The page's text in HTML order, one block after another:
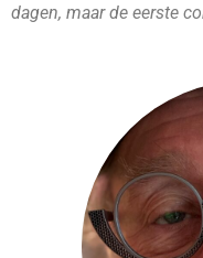
dagen, maar de eerste